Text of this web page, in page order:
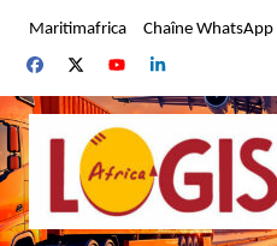
contenu
Maritimafrica Chaîne WhatsApp